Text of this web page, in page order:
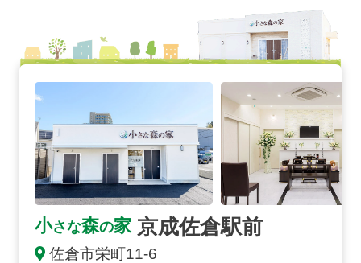
小さな森の家 京成佐倉駅前
佐倉市栄町11-6